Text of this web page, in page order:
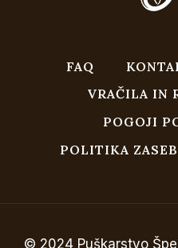
FAQ
VRAČILA IN
POGOJI
POLITIKA
© 2024 Puškarstvo